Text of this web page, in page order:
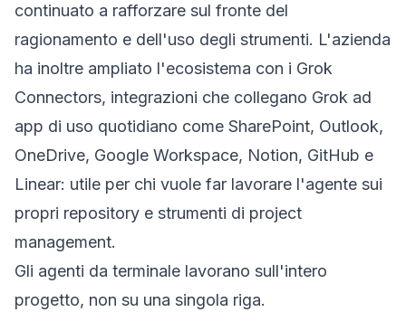
continuato a rafforzare sul fronte del
ragionamento e dell'uso degli strumenti. L'azienda
ha inoltre ampliato l'ecosistema con i Grok
Connectors, integrazioni che collegano Grok ad
app di uso quotidiano come SharePoint, Outlook,
OneDrive, Google Workspace, Notion, GitHub e
Linear: utile per chi vuole far lavorare l'agente sui
propri repository e strumenti di project
management.
Gli agenti da terminale lavorano sull'intero
progetto, non su una singola riga.